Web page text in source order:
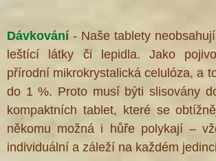
Dávkování- Naše tablety
leštící látky či lepidla. Jako
přírodní mikrokrystalická celulóza, a
do 1 %. Proto musí býti slisovány
kompaktních tablet, které se
někomu možná i hůře polykají –
individuální a záleží na každém